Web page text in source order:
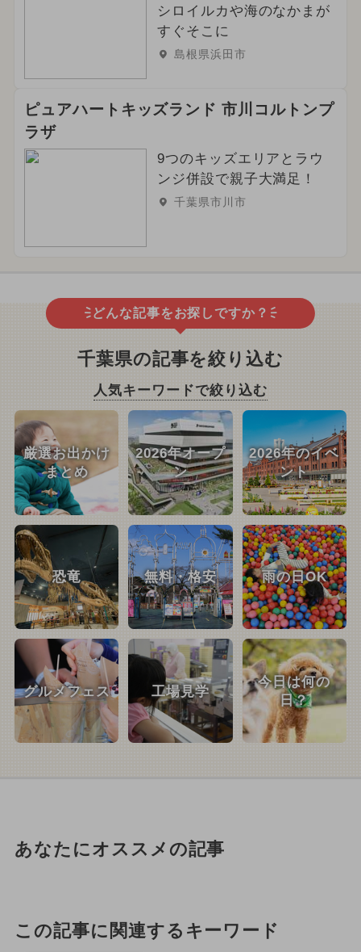
シロイルカや海のなかまが
すぐそこに
島根県浜田市
ピュアハートキッズランド 市川コルトンプ
ラザ
9つのキッズエリアとラウ
ンジ併設で親子大満足！
千葉県市川市
どんな記事をお探しですか？
千葉県の記事を絞り込む
人気キーワードで絞り込む
厳選お出かけ
まとめ
2026年オープ
ン
2026年のイベ
ント
恐竜 無料・格安 雨の日OK
グルメフェス 工場見学
今日は何の
日？
あなたにオススメの記事
この記事に関連するキーワード